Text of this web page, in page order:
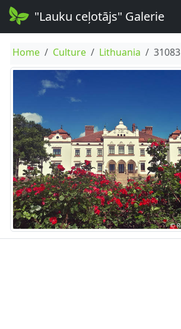
"Lauku ceļotājs" Galerie
Home Culture Lithuania 31083